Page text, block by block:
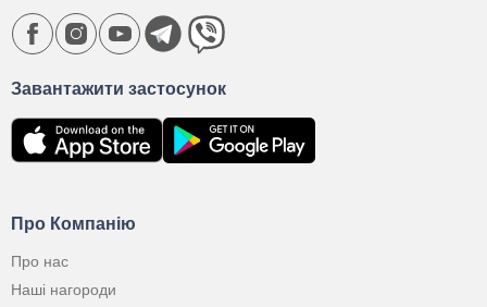
Про Компанію
Про нас
Наші нагороди
Завантажити застосунок